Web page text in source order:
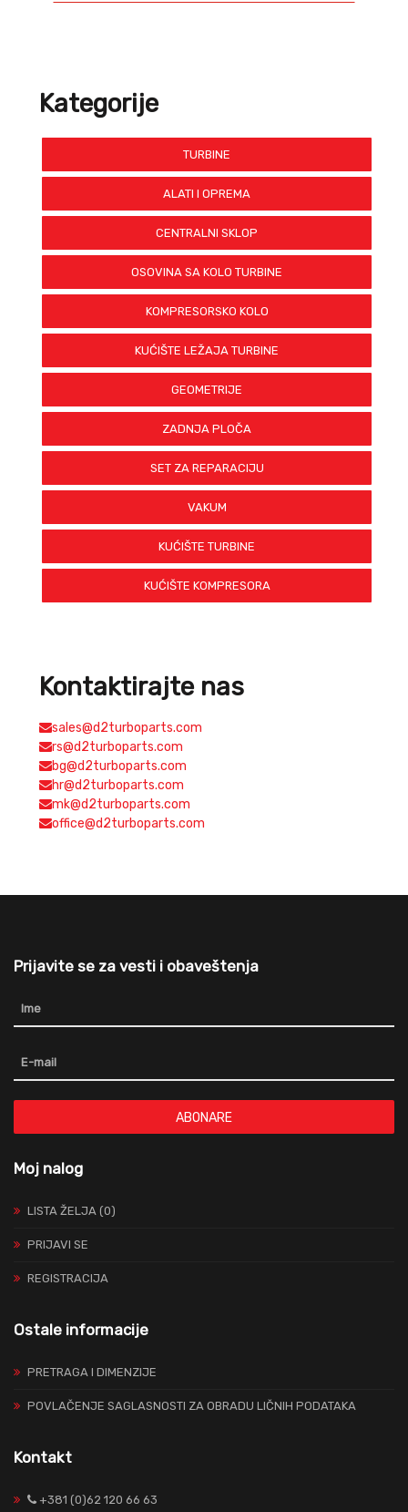
Kategorije
TURBINE
ALATI I OPREMA
CENTRALNI SKLOP
OSOVINA SA KOLO TURBINE
KOMPRESORSKO KOLO
KUĆIŠTE LEŽAJA TURBINE
GEOMETRIJE
ZADNJA PLOČA
SET ZA REPARACIJU
VAKUM
KUĆIŠTE TURBINE
KUĆIŠTE KOMPRESORA
Kontaktirajte nas
sales@d2turboparts.com
rs@d2turboparts.com
bg@d2turboparts.com
hr@d2turboparts.com
mk@d2turboparts.com
office@d2turboparts.com
Prijavite se za vesti i obaveštenja
ABONARE
Moj nalog
LISTA ŽELJA (0)
PRIJAVI SE
REGISTRACIJA
Ostale informacije
PRETRAGA I DIMENZIJE
POVLAČENJE SAGLASNOSTI ZA OBRADU LIČNIH PODATAKA
Kontakt
+381 (0)62 120 66 63